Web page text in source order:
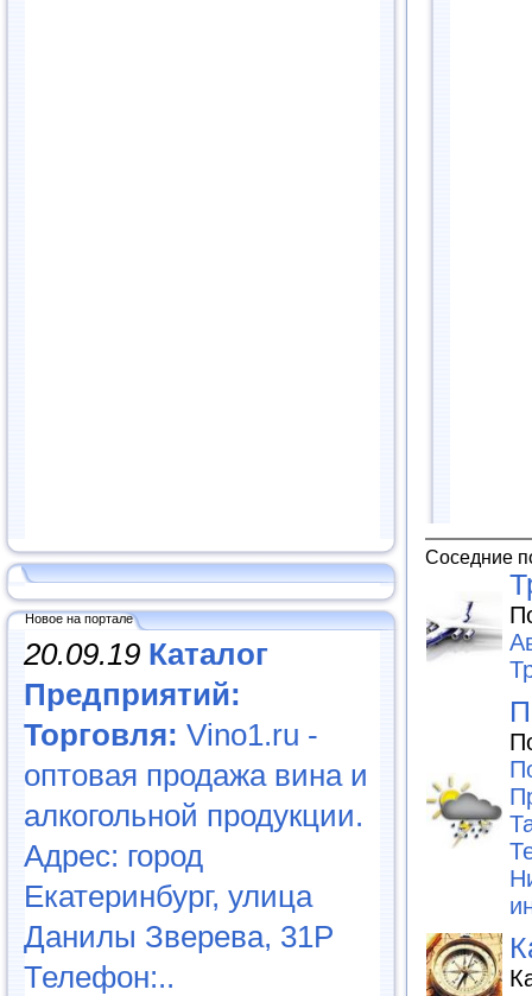
Новое на портале
20.09.19 Каталог
Предприятий:
Торговля: Vino1.ru -
оптовая продажа вина и
алкогольной продукции.
Адрес: город
Екатеринбург, улица
Данилы Зверева, 31Р
Телефон:..
Соседние